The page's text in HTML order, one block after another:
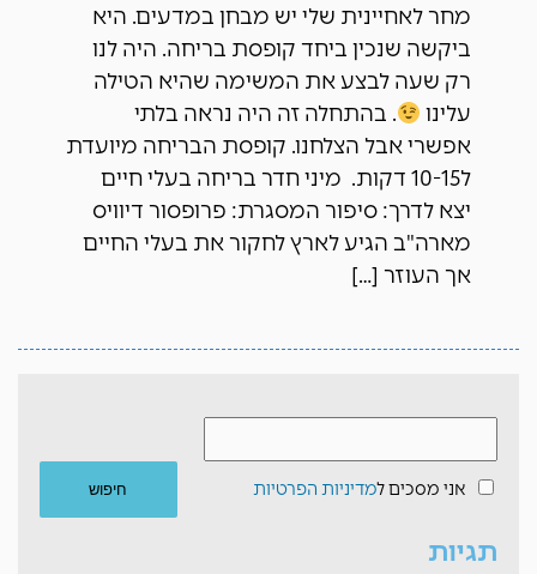
מחר לאחיינית שלי יש מבחן במדעים. היא
ביקשה שנכין ביחד קופסת בריחה. היה לנו
רק שעה לבצע את המשימה שהיא הטילה
עלינו
. בהתחלה זה היה נראה בלתי
אפשרי אבל הצלחנו. קופסת הבריחה מיועדת
ל10-15 דקות. מיני חדר בריחה בעלי חיים
יצא לדרך: סיפור המסגרת: פרופסור דיוויס
מארה"ב הגיע לארץ לחקור את בעלי החיים
אך העוזר […]
אני מסכים למדיניות הפרטיות
תגיות